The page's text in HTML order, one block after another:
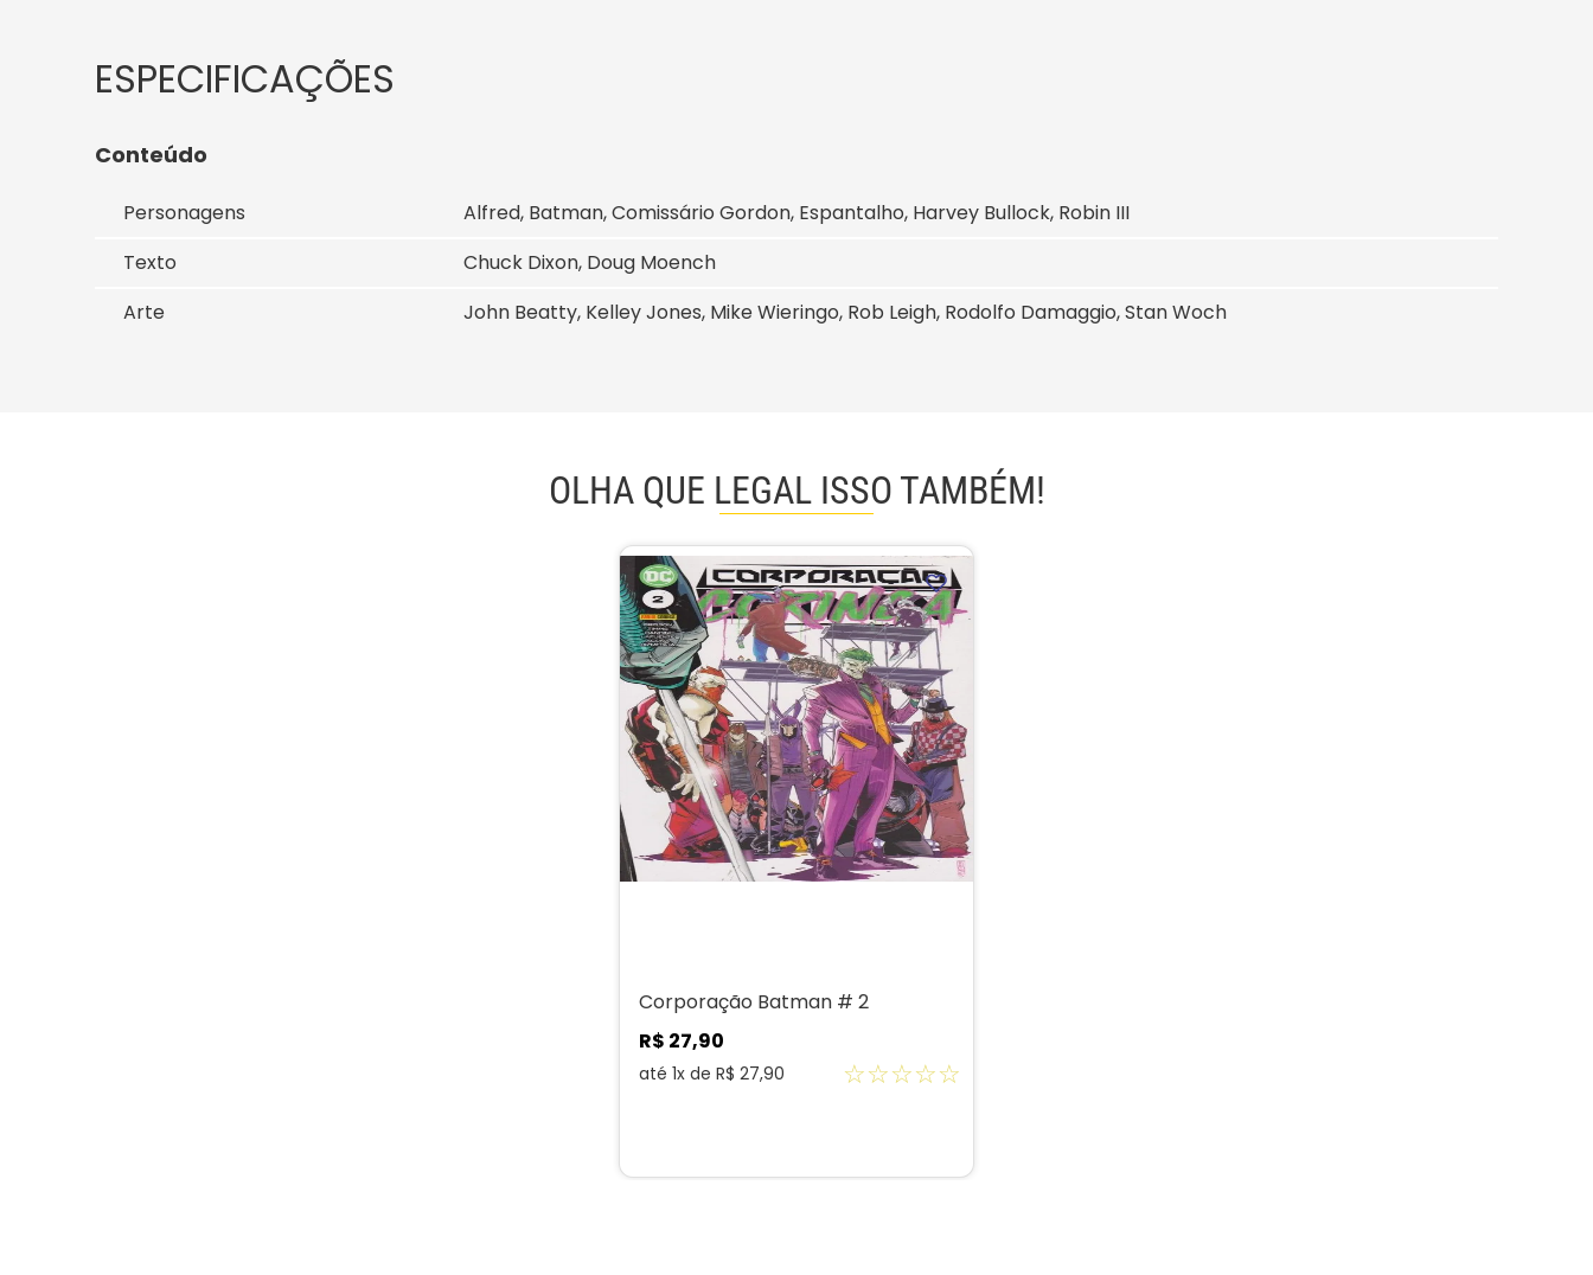
Conteúdo
Personagens
Alfred, Batman, Comissário Gordon, Espantalho, Harvey Bullock, Robin III
Texto
Chuck Dixon, Doug Moench
Arte
John Beatty, Kelley Jones, Mike Wieringo, Rob Leigh, Rodolfo Damaggio, Stan Woch
OLHA QUE LEGAL ISSO TAMBÉM!
Corporação Batman # 2
R$ 27,90
até 1x de R$ 27,90 ☆☆☆☆☆